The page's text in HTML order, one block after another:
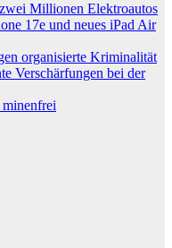
Millionen Elektroautos
17e und neues iPad Air
organisierte Kriminalität
Verschärfungen bei der